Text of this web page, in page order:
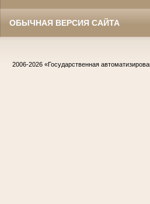
ОБЫЧНАЯ ВЕРСИЯ САЙТА
2006-2026 «Государственная